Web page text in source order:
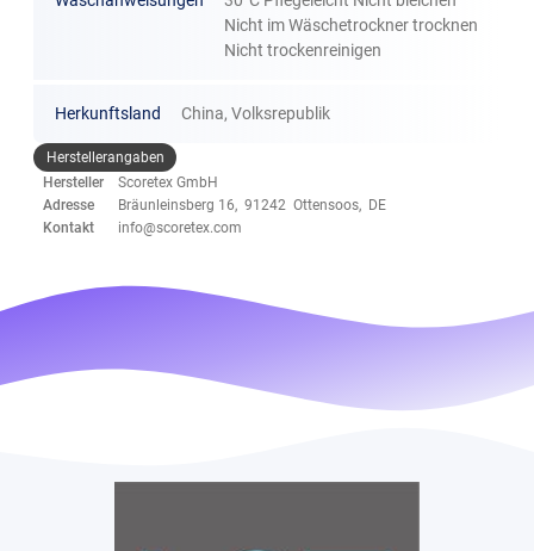
Nicht im Wäschetrockner trocknen
Nicht trockenreinigen
Herkunftsland China, Volksrepublik
Herstellerangaben
Hersteller
Scoretex GmbH
Adresse
Bräunleinsberg 16, 91242 Ottensoos, DE
Kontakt
info@scoretex.com